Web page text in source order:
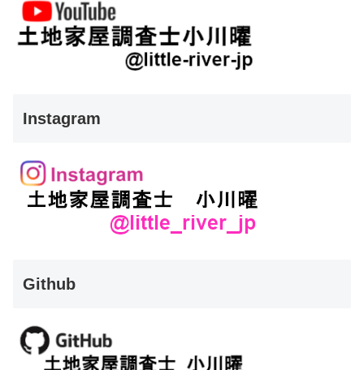
Instagram
Github